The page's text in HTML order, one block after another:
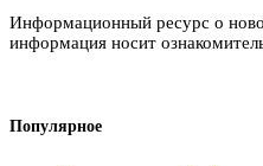
Информационный ресурс о
информация носит
Популярное